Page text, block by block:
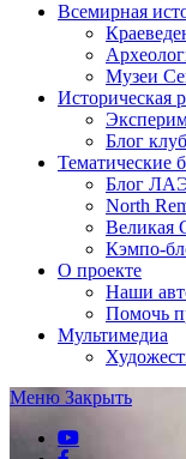
Всемирная
Музеи
Историческая
Блог
Тематические
Блог
North
Великая
Кэмпо-
О проекте
Наши
Помочь
Мультимедиа
Меню Закрыть